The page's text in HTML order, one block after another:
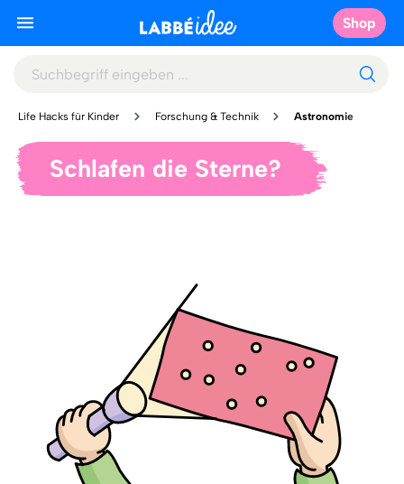
Shop
Life Hacks für Kinder Forschung & Technik Astronomie
Schlafen die Sterne?